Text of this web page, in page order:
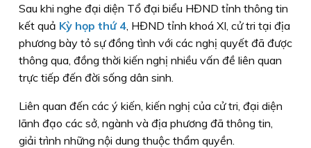
Sau khi nghe đại diện Tổ đại biểu HĐND tỉnh thông tin
kết quả Kỳ họp thứ 4 , HĐND tỉnh khoá XI, cử tri tại địa
phương bày tỏ sự đồng tình với các nghị quyết đã được
thông qua, đồng thời kiến nghị nhiều vấn đề liên quan
trực tiếp đến đời sống dân sinh.
Liên quan đến các ý kiến, kiến nghị của cử tri, đại diện
lãnh đạo các sở, ngành và địa phương đã thông tin,
giải trình những nội dung thuộc thẩm quyền.